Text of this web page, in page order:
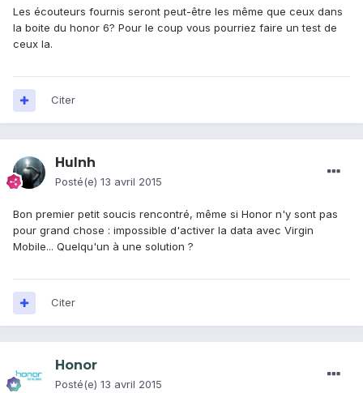
Les écouteurs fournis seront peut-être les même que ceux dans
la boite du honor 6? Pour le coup vous pourriez faire un test de
ceux la.
Citer
Hulnh
Posté(e) 13 avril 2015
Bon premier petit soucis rencontré, même si Honor n'y sont pas
pour grand chose : impossible d'activer la data avec Virgin
Mobile... Quelqu'un à une solution ?
Citer
Honor
Posté(e) 13 avril 2015